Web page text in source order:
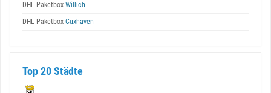
DHL Paketbox Willich
DHL Paketbox Cuxhaven
Top 20 Städte